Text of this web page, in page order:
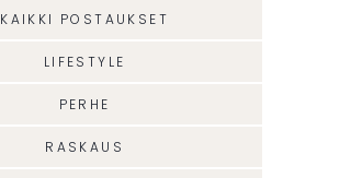
KAIKKI POSTAUKSET
LIFESTYLE
PERHE
RASKAUS